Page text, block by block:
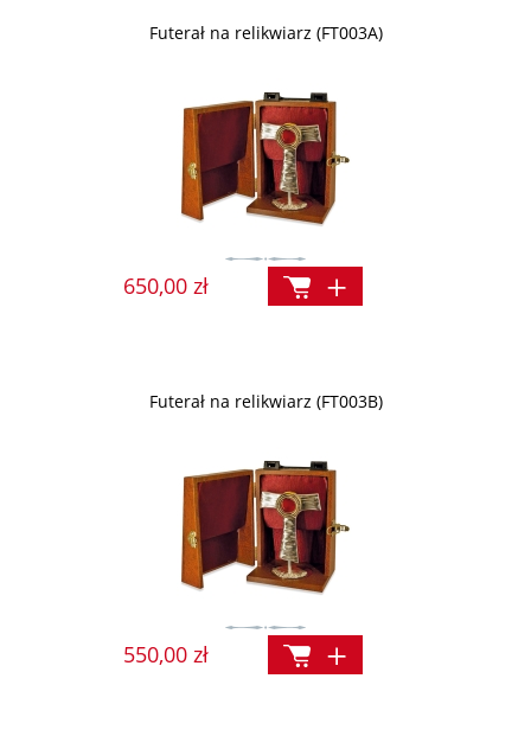
Futerał na relikwiarz (FT003A)
650,00 zł
Futerał na relikwiarz (FT003B)
550,00 zł